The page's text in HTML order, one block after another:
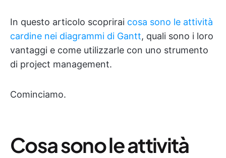
In questo articolo scoprirai cosa sono le attività
cardine nei diagrammi di Gantt, quali sono i loro
vantaggi e come utilizzarle con uno strumento
di project management.
Cominciamo.
Cosa sono le attività